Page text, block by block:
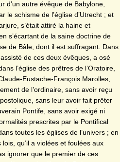
d’un autre évêque de Babylone,
le schisme de l’église d’Utrecht ; et
s’était attiré la haine et
s’écartant de la saine doctrine de
de Bâle, dont il est suffragant. Dans
de ces deux évêques, a osé
l’église des prêtres de l’Oratoire,
Eustache-François Marolles,
de l’ordinaire, sans avoir reçu
sans leur avoir fait prêter
Pontife, sans avoir exigé ni
prescrites par le Pontifical
toutes les églises de l’univers ; en
qu’il a violées et foulées aux
ignorer que le premier de ces